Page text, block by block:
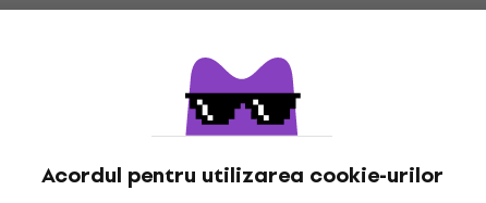
Acordul pentru utilizarea cookie-urilor